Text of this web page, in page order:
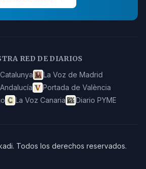
RED DE DIARIOS
La Voz de Madrid
Portada de València
La Voz Canaria Diario PYME
. Todos los derechos reservados.